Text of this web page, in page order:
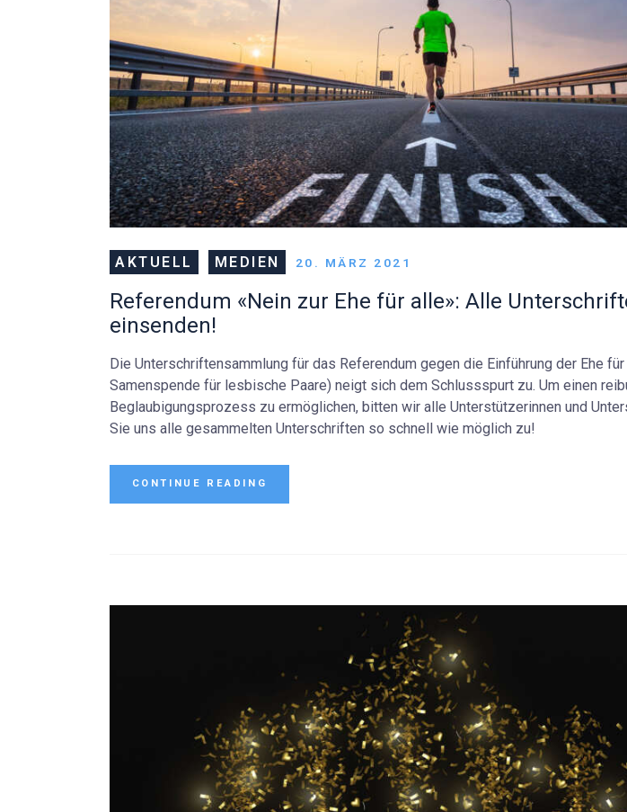
AKTUELL MEDIEN 20. MÄRZ 2021
Referendum «Nein zur Ehe für alle»: Alle
einsenden!
Die Unterschriftensammlung für das Referendum gegen die Einführung der Ehe für
Samenspende für lesbische Paare) neigt sich dem Schlussspurt zu. Um einen
Beglaubigungsprozess zu ermöglichen, bitten wir alle Unterstützerinnen und
Sie uns alle gesammelten Unterschriften so schnell wie möglich zu!
CONTINUE READING